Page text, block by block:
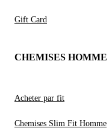
Gift Card
CHEMISES HOMME
Acheter par fit
Chemises Slim Fit Homme